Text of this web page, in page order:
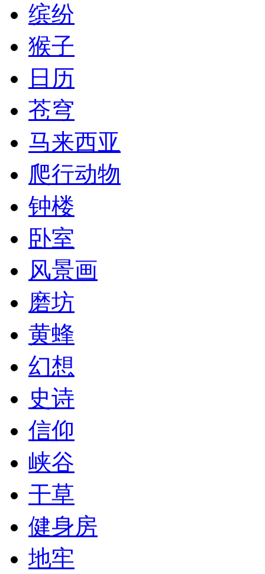
缤纷
猴子
日历
苍穹
马来西亚
爬行动物
钟楼
卧室
风景画
磨坊
黄蜂
幻想
史诗
信仰
峡谷
干草
健身房
地牢